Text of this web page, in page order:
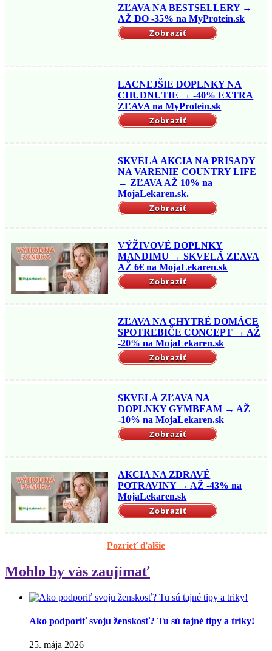
ZĽAVA NA BESTSELLERY →
AŽ DO -35% na MyProtein.sk
Zobraziť
LACNEJŠIE DOPLNKY NA
CHUDNUTIE → -40% EXTRA
ZĽAVA na MyProtein.sk
Zobraziť
SKVELÁ AKCIA NA PRÍSADY
NA VARENIE COUNTRY LIFE
→ ZĽAVA AŽ 10% na
MojaLekaren.sk.
Zobraziť
VÝŽIVOVÉ DOPLNKY
MANDIMU → SKVELÁ ZĽAVA
AŽ 6€ na MojaLekaren.sk
Zobraziť
ZĽAVA NA CHYTRÉ DOMÁCE
SPOTREBIČE CONCEPT → AŽ
-20% na MojaLekaren.sk
Zobraziť
SKVELÁ ZĽAVA NA
DOPLNKY GYMBEAM → AŽ
-10% na MojaLekaren.sk
Zobraziť
AKCIA NA ZDRAVÉ
POTRAVINY → AŽ -43% na
MojaLekaren.sk
Zobraziť
Pozrieť ďalšie
Mohlo by vás zaujímať
Ako podporiť svoju ženskosť? Tu sú tajné tipy a triky!
25. mája 2026